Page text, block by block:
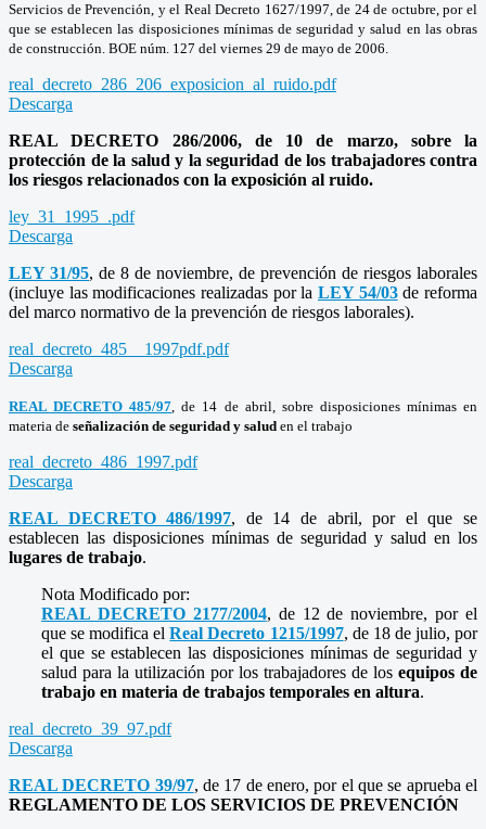
Servicios de Prevención, y el Real Decreto 1627/1997, de 24 de octubre, por el
que se establecen las disposiciones mínimas de seguridad y salud en las obras
de construcción. BOE núm. 127 del viernes 29 de mayo de 2006.
real_decreto_286_206_exposicion_al_ruido.pdf
Descarga
REAL DECRETO 286/2006, de 10 de marzo, sobre la
protección de la salud y la seguridad de los trabajadores contra
los riesgos relacionados con la exposición al ruido.
ley_31_1995_.pdf
Descarga
LEY 31/95, de 8 de noviembre, de prevención de riesgos laborales
(incluye las modificaciones realizadas por la LEY 54/03de reforma
del marco normativo de la prevención de riesgos laborales).
real_decreto_485__1997pdf.pdf
Descarga
REAL DECRETO 485/97, de 14 de abril, sobre disposiciones mínimas en
materia de señalización de seguridad y salud en el trabajo
real_decreto_486_1997.pdf
Descarga
REAL DECRETO 486/1997, de 14 de abril, por el que se
establecen las disposiciones mínimas de seguridad y salud en los
lugares de trabajo.
Nota Modificado por:
REAL DECRETO 2177/2004, de 12 de noviembre, por el
que se modifica elReal Decreto 1215/1997, de 18 de julio, por
el que se establecen las disposiciones mínimas de seguridad y
salud para la utilización por los trabajadores de los equipos de
trabajo en materia de trabajos temporales en altura.
real_decreto_39_97.pdf
Descarga
REAL DECRETO 39/97, de 17 de enero, por el que se aprueba el
REGLAMENTO DE LOS SERVICIOS DE PREVENCIÓN